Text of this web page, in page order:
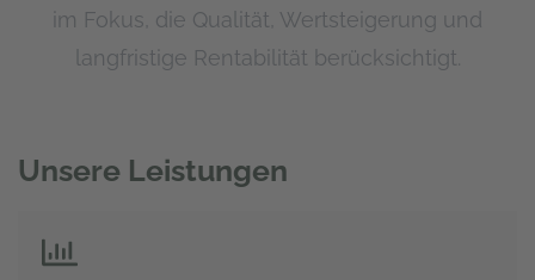
im Fokus, die Qualität, Wertsteigerung und
langfristige Rentabilität berücksichtigt.
Unsere Leistungen